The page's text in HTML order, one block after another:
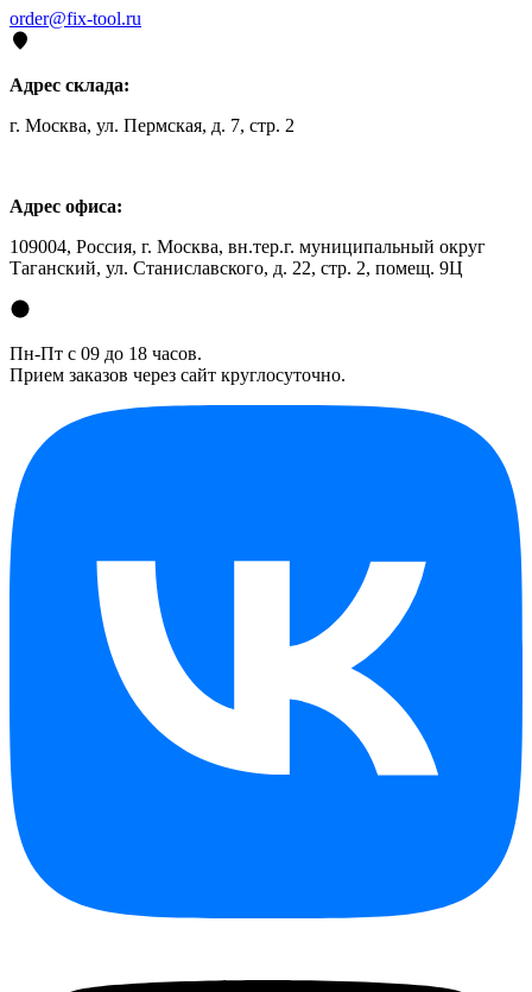
order@fix-tool.ru
Адрес склада:
г. Москва, ул. Пермская, д. 7, стр. 2
Адрес офиса:
109004, Россия, г. Москва, вн.тер.г. муниципальный округ
Таганский, ул. Станиславского, д. 22, стр. 2, помещ. 9Ц
Пн-Пт с 09 до 18 часов.
Прием заказов через сайт круглосуточно.